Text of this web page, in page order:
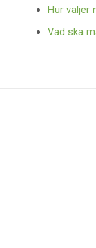
Hur väljer
Vad ska